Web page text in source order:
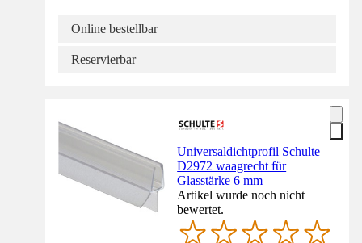
Online bestellbar
Reservierbar
Universaldichtprofil Schulte
D2972 waagrecht für
Glasstärke 6 mm
Artikel wurde noch nicht
bewertet.